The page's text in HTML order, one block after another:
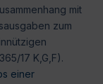
mit
zum
17 K,G,F).
einer